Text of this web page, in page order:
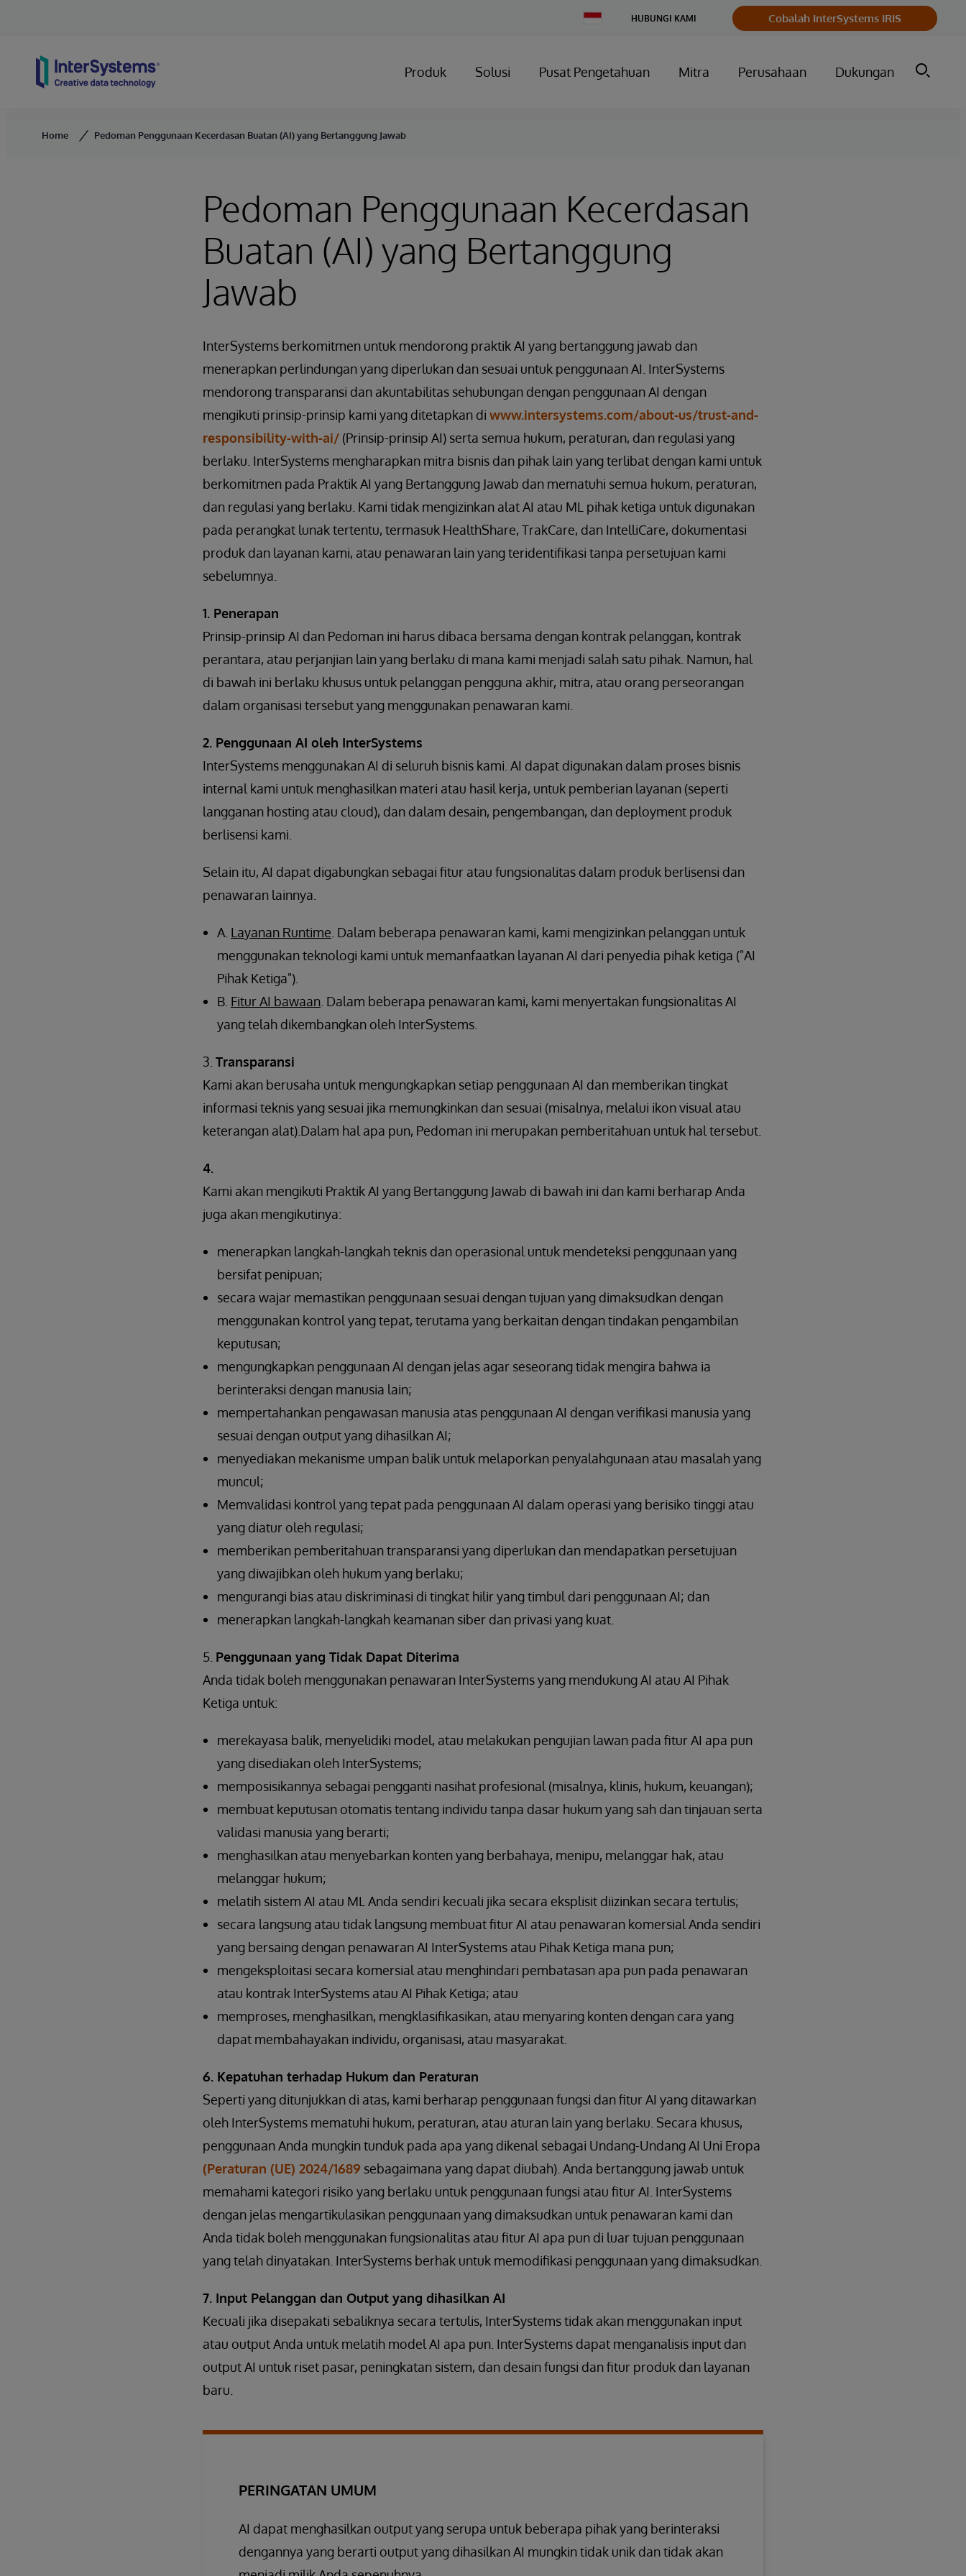
Change
HUBUNGI KAMI Cobalah InterSystems IRIS
Produk Solusi Pusat Pengetahuan Mitra Perusahaan Dukungan
Home Pedoman Penggunaan Kecerdasan Buatan (AI) yang Bertanggung Jawab
Pedoman Penggunaan Kecerdasan
Buatan (AI) yang Bertanggung
Jawab
InterSystems berkomitmen untuk mendorong praktik AI yang bertanggung jawab dan
menerapkan perlindungan yang diperlukan dan sesuai untuk penggunaan AI. InterSystems
mendorong transparansi dan akuntabilitas sehubungan dengan penggunaan AI dengan
mengikuti prinsip-prinsip kami yang ditetapkan di www.intersystems.com/about-us/trust-and-
responsibility-with-ai/ (Prinsip-prinsip AI) serta semua hukum, peraturan, dan regulasi yang
berlaku. InterSystems mengharapkan mitra bisnis dan pihak lain yang terlibat dengan kami untuk
berkomitmen pada Praktik AI yang Bertanggung Jawab dan mematuhi semua hukum, peraturan,
dan regulasi yang berlaku. Kami tidak mengizinkan alat AI atau ML pihak ketiga untuk digunakan
pada perangkat lunak tertentu, termasuk HealthShare, TrakCare, dan IntelliCare, dokumentasi
produk dan layanan kami, atau penawaran lain yang teridentifikasi tanpa persetujuan kami
sebelumnya.
1. Penerapan
Prinsip-prinsip AI dan Pedoman ini harus dibaca bersama dengan kontrak pelanggan, kontrak
perantara, atau perjanjian lain yang berlaku di mana kami menjadi salah satu pihak. Namun, hal
di bawah ini berlaku khusus untuk pelanggan pengguna akhir, mitra, atau orang perseorangan
dalam organisasi tersebut yang menggunakan penawaran kami.
2. Penggunaan AI oleh InterSystems
InterSystems menggunakan AI di seluruh bisnis kami. AI dapat digunakan dalam proses bisnis
internal kami untuk menghasilkan materi atau hasil kerja, untuk pemberian layanan (seperti
langganan hosting atau cloud), dan dalam desain, pengembangan, dan deployment produk
berlisensi kami.
Selain itu, AI dapat digabungkan sebagai fitur atau fungsionalitas dalam produk berlisensi dan
penawaran lainnya.
A. Layanan Runtime . Dalam beberapa penawaran kami, kami mengizinkan pelanggan untuk
menggunakan teknologi kami untuk memanfaatkan layanan AI dari penyedia pihak ketiga ("AI
Pihak Ketiga").
B. Fitur AI bawaan . Dalam beberapa penawaran kami, kami menyertakan fungsionalitas AI
yang telah dikembangkan oleh InterSystems.
3. Transparansi
Kami akan berusaha untuk mengungkapkan setiap penggunaan AI dan memberikan tingkat
informasi teknis yang sesuai jika memungkinkan dan sesuai (misalnya, melalui ikon visual atau
keterangan alat).Dalam hal apa pun, Pedoman ini merupakan pemberitahuan untuk hal tersebut.
4.
Kami akan mengikuti Praktik AI yang Bertanggung Jawab di bawah ini dan kami berharap Anda
juga akan mengikutinya:
menerapkan langkah-langkah teknis dan operasional untuk mendeteksi penggunaan yang
bersifat penipuan;
secara wajar memastikan penggunaan sesuai dengan tujuan yang dimaksudkan dengan
menggunakan kontrol yang tepat, terutama yang berkaitan dengan tindakan pengambilan
keputusan;
mengungkapkan penggunaan AI dengan jelas agar seseorang tidak mengira bahwa ia
berinteraksi dengan manusia lain;
mempertahankan pengawasan manusia atas penggunaan AI dengan verifikasi manusia yang
sesuai dengan output yang dihasilkan AI;
menyediakan mekanisme umpan balik untuk melaporkan penyalahgunaan atau masalah yang
muncul;
Memvalidasi kontrol yang tepat pada penggunaan AI dalam operasi yang berisiko tinggi atau
yang diatur oleh regulasi;
memberikan pemberitahuan transparansi yang diperlukan dan mendapatkan persetujuan
yang diwajibkan oleh hukum yang berlaku;
mengurangi bias atau diskriminasi di tingkat hilir yang timbul dari penggunaan AI; dan
menerapkan langkah-langkah keamanan siber dan privasi yang kuat.
5. Penggunaan yang Tidak Dapat Diterima
Anda tidak boleh menggunakan penawaran InterSystems yang mendukung AI atau AI Pihak
Ketiga untuk:
merekayasa balik, menyelidiki model, atau melakukan pengujian lawan pada fitur AI apa pun
yang disediakan oleh InterSystems;
memposisikannya sebagai pengganti nasihat profesional (misalnya, klinis, hukum, keuangan);
membuat keputusan otomatis tentang individu tanpa dasar hukum yang sah dan tinjauan serta
validasi manusia yang berarti;
menghasilkan atau menyebarkan konten yang berbahaya, menipu, melanggar hak, atau
melanggar hukum;
melatih sistem AI atau ML Anda sendiri kecuali jika secara eksplisit diizinkan secara tertulis;
secara langsung atau tidak langsung membuat fitur AI atau penawaran komersial Anda sendiri
yang bersaing dengan penawaran AI InterSystems atau Pihak Ketiga mana pun;
mengeksploitasi secara komersial atau menghindari pembatasan apa pun pada penawaran
atau kontrak InterSystems atau AI Pihak Ketiga; atau
memproses, menghasilkan, mengklasifikasikan, atau menyaring konten dengan cara yang
dapat membahayakan individu, organisasi, atau masyarakat.
6. Kepatuhan terhadap Hukum dan Peraturan
Seperti yang ditunjukkan di atas, kami berharap penggunaan fungsi dan fitur AI yang ditawarkan
oleh InterSystems mematuhi hukum, peraturan, atau aturan lain yang berlaku. Secara khusus,
penggunaan Anda mungkin tunduk pada apa yang dikenal sebagai Undang-Undang AI Uni Eropa
(Peraturan (UE) 2024/1689 sebagaimana yang dapat diubah). Anda bertanggung jawab untuk
memahami kategori risiko yang berlaku untuk penggunaan fungsi atau fitur AI. InterSystems
dengan jelas mengartikulasikan penggunaan yang dimaksudkan untuk penawaran kami dan
Anda tidak boleh menggunakan fungsionalitas atau fitur AI apa pun di luar tujuan penggunaan
yang telah dinyatakan. InterSystems berhak untuk memodifikasi penggunaan yang dimaksudkan.
7. Input Pelanggan dan Output yang dihasilkan AI
Kecuali jika disepakati sebaliknya secara tertulis, InterSystems tidak akan menggunakan input
atau output Anda untuk melatih model AI apa pun. InterSystems dapat menganalisis input dan
output AI untuk riset pasar, peningkatan sistem, dan desain fungsi dan fitur produk dan layanan
baru.
PERINGATAN UMUM
AI dapat menghasilkan output yang serupa untuk beberapa pihak yang berinteraksi
dengannya yang berarti output yang dihasilkan AI mungkin tidak unik dan tidak akan